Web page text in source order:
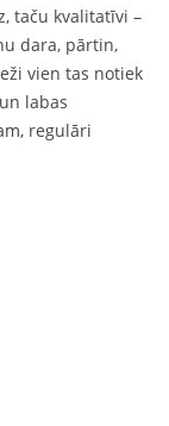
taču kvalitatīvi –
dara, pārtin,
vien tas notiek
labas
regulāri